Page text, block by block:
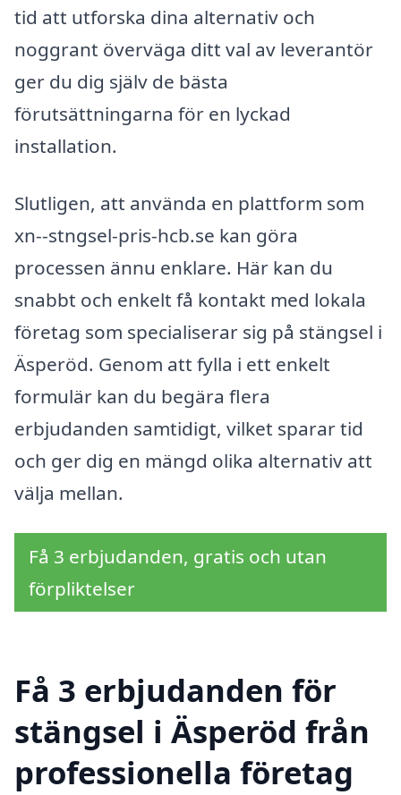
tid att utforska dina alternativ och
noggrant överväga ditt val av leverantör
ger du dig själv de bästa
förutsättningarna för en lyckad
installation.
Slutligen, att använda en plattform som
xn--stngsel-pris-hcb.se kan göra
processen ännu enklare. Här kan du
snabbt och enkelt få kontakt med lokala
företag som specialiserar sig på stängsel i
Äsperöd. Genom att fylla i ett enkelt
formulär kan du begära flera
erbjudanden samtidigt, vilket sparar tid
och ger dig en mängd olika alternativ att
välja mellan.
Få 3 erbjudanden, gratis och utan
förpliktelser
Få 3 erbjudanden för
stängsel i Äsperöd från
professionella företag